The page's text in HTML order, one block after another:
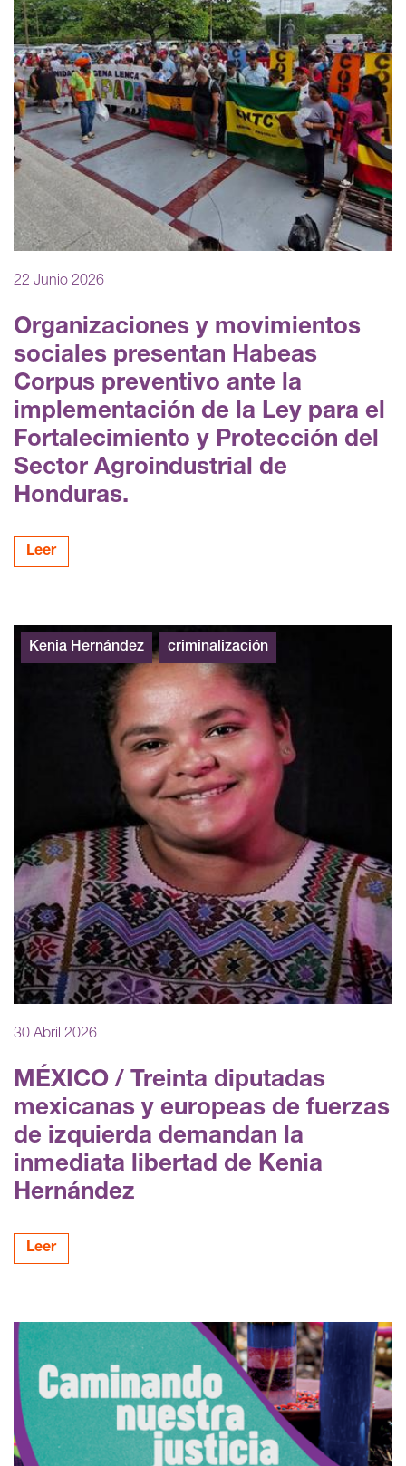
22 Junio 2026
Organizaciones y movimientos
sociales presentan Habeas
Corpus preventivo ante la
implementación de la Ley para el
Fortalecimiento y Protección del
Sector Agroindustrial de
Honduras.
Leer
30 Abril 2026
MÉXICO / Treinta diputadas
mexicanas y europeas de fuerzas
de izquierda demandan la
inmediata libertad de Kenia
Hernández
Leer
Kenia Hernández criminalización